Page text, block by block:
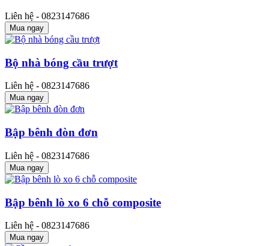
Liên hệ - 0823147686
Mua ngay
Bộ nhà bóng cầu trượt
Liên hệ - 0823147686
Mua ngay
Bập bênh đòn đơn
Liên hệ - 0823147686
Mua ngay
Bập bênh lò xo 6 chỗ composite
Liên hệ - 0823147686
Mua ngay